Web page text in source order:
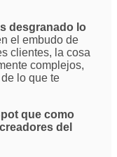
desgranado lo
el embudo de
clientes, la cosa
complejos,
lo que te
que como
del